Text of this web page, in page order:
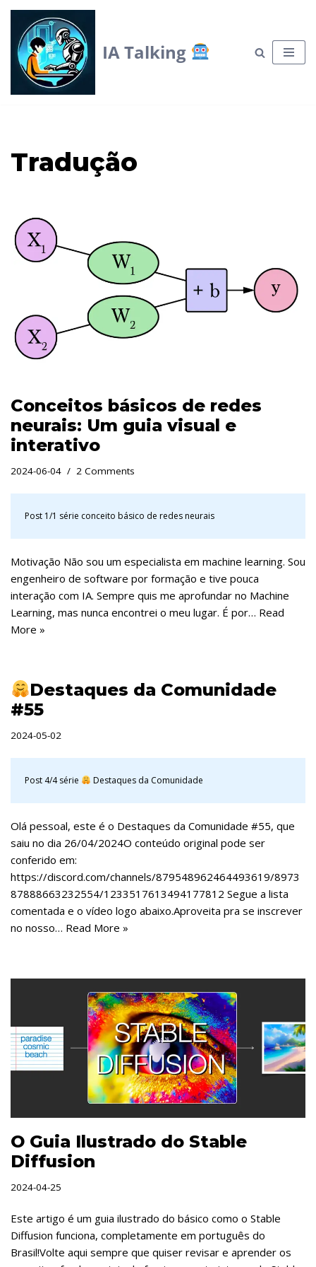
Skip
to
content
IA Talking
Tradução
Conceitos básicos de redes
neurais: Um guia visual e
interativo
2024-06-04 2 Comments
Post 1/1 série conceito básico de redes neurais
Motivação Não sou um especialista em machine learning. Sou
engenheiro de software por formação e tive pouca
interação com IA. Sempre quis me aprofundar no Machine
Learning, mas nunca encontrei o meu lugar. É por… Read
More »
Destaques da Comunidade
#55
2024-05-02
Post 4/4 série Destaques da Comunidade
Olá pessoal, este é o Destaques da Comunidade #55, que
saiu no dia 26/04/2024O conteúdo original pode ser
conferido em:
https://discord.com/channels/879548962464493619/8973
87888663232554/1233517613494177812 Segue a lista
comentada e o vídeo logo abaixo.Aproveita pra se inscrever
no nosso… Read More »
O Guia Ilustrado do Stable
Diffusion
2024-04-25
Este artigo é um guia ilustrado do básico como o Stable
Diffusion funciona, completamente em português do
Brasil!Volte aqui sempre que quiser revisar e aprender os